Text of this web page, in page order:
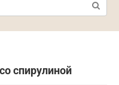
спирулиной